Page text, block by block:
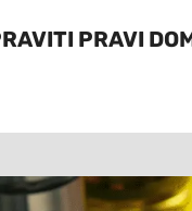
PRAVI